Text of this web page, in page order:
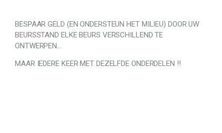
BESPAAR GELD (EN ONDERSTEUN HET MILIEU) DOOR UW
BEURSSTAND ELKE BEURS VERSCHILLEND TE
ONTWERPEN…
MAAR IEDERE KEER MET DEZELFDE ONDERDELEN !!